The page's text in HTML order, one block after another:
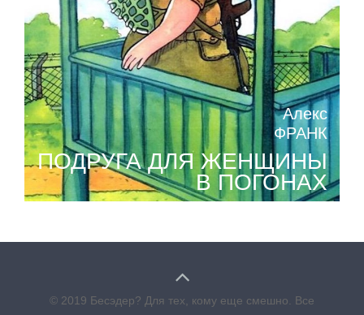
Алекс
ФРАНК
ПОДРУГА ДЛЯ ЖЕНЩИНЫ
В ПОГОНАХ
© 2019 Бесэдер? Для тех, кому еще смешно. Все